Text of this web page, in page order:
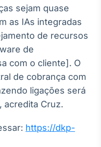
sejam quase
as IAs integradas
de recursos
de
com o cliente]. O
de cobrança com
ligações será
acredita Cruz.
https://dkp-